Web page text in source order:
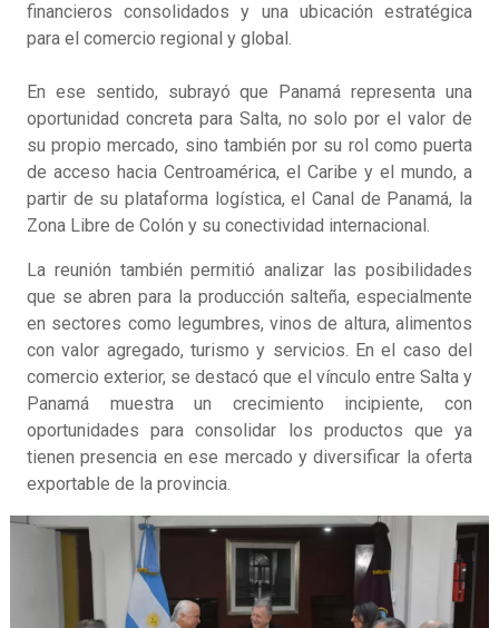
financieros consolidados y una ubicación estratégica
para el comercio regional y global.
En ese sentido, subrayó que Panamá representa una
oportunidad concreta para Salta, no solo por el valor de
su propio mercado, sino también por su rol como puerta
de acceso hacia Centroamérica, el Caribe y el mundo, a
partir de su plataforma logística, el Canal de Panamá, la
Zona Libre de Colón y su conectividad internacional.
La reunión también permitió analizar las posibilidades
que se abren para la producción salteña, especialmente
en sectores como legumbres, vinos de altura, alimentos
con valor agregado, turismo y servicios. En el caso del
comercio exterior, se destacó que el vínculo entre Salta y
Panamá muestra un crecimiento incipiente, con
oportunidades para consolidar los productos que ya
tienen presencia en ese mercado y diversificar la oferta
exportable de la provincia.